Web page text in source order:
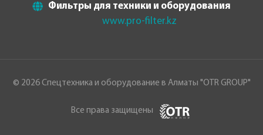
Фильтры для техники и оборудования
www.pro-filter.kz
© 2026 Спецтехника и оборудование в Алматы "OTR GROUP"
Все права защищены